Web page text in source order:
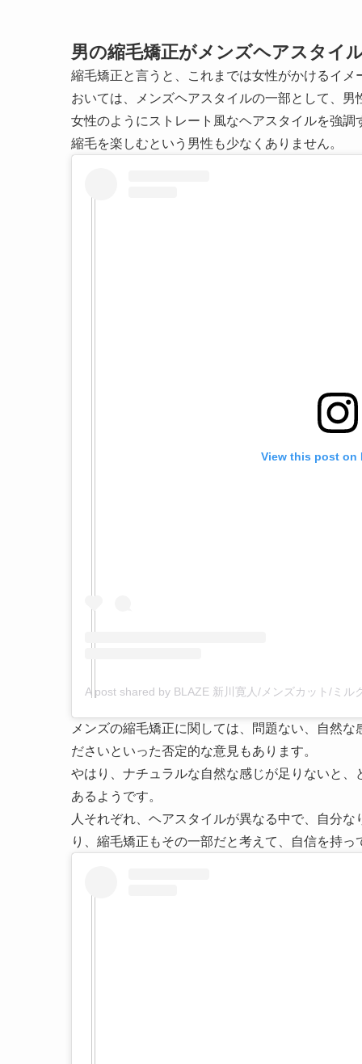
男の縮毛矯正がメンズヘアスタイ
縮毛矯正と言うと、これまでは女性がかけるイ
おいては、メンズヘアスタイルの一部として、男
女性のようにストレート風なヘアスタイルを強
縮毛を楽しむという男性も少なくありません。
View this post on
A post shared by BLAZE 新川寛人/メンズカット/ミ
メンズの縮毛矯正に関しては、問題ない、自然
ださいといった否定的な意見もあります。
やはり、ナチュラルな自然な感じが足りないと
あるようです。
人それぞれ、ヘアスタイルが異なる中で、自分
り、縮毛矯正もその一部だと考えて、自信を持っ